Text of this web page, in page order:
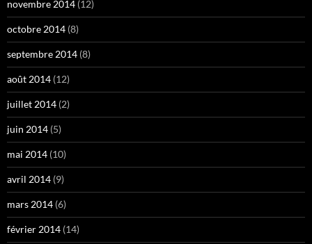
novembre 2014 (12)
octobre 2014 (8)
septembre 2014 (8)
août 2014 (12)
juillet 2014 (2)
juin 2014 (5)
mai 2014 (10)
avril 2014 (9)
mars 2014 (6)
février 2014 (14)